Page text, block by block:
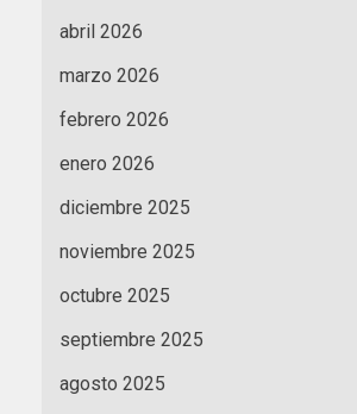
abril 2026
marzo 2026
febrero 2026
enero 2026
diciembre 2025
noviembre 2025
octubre 2025
septiembre 2025
agosto 2025